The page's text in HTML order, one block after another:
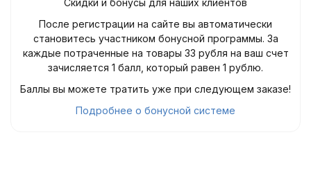
Скидки и бонусы для наших клиентов
После регистрации на сайте вы автоматически
становитесь участником бонусной программы. За
каждые потраченные на товары 33 рубля на ваш счет
зачисляется 1 балл, который равен 1 рублю.
Баллы вы можете тратить уже при следующем заказе!
Подробнее о бонусной системе